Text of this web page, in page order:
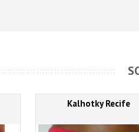
Kalhotky Recife